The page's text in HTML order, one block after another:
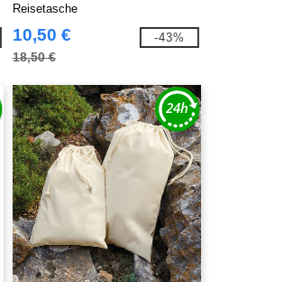
Reisetasche
10,50 €
18,50 €
-43%